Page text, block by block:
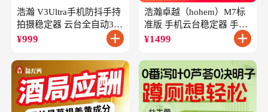
浩瀚 V3Ultra手机防抖手持
拍摄稳定器 云台全自动360
度旋转跟拍 户外直播短视
¥999
浩瀚卓越（hohem）M7标
准版 手机云台稳定器 手持
云台正交三轴防抖 直播支
¥1499